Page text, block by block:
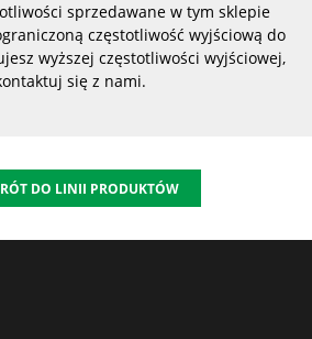
sprzedawane w tym sklepie
częstotliwość wyjściową do
wyższej częstotliwości wyjściowej,
się z nami.
DO LINII PRODUKTÓW